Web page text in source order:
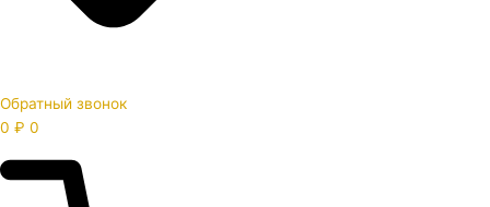
Обратный звонок
0 ₽ 0